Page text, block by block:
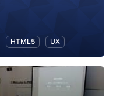
HTML5 UX